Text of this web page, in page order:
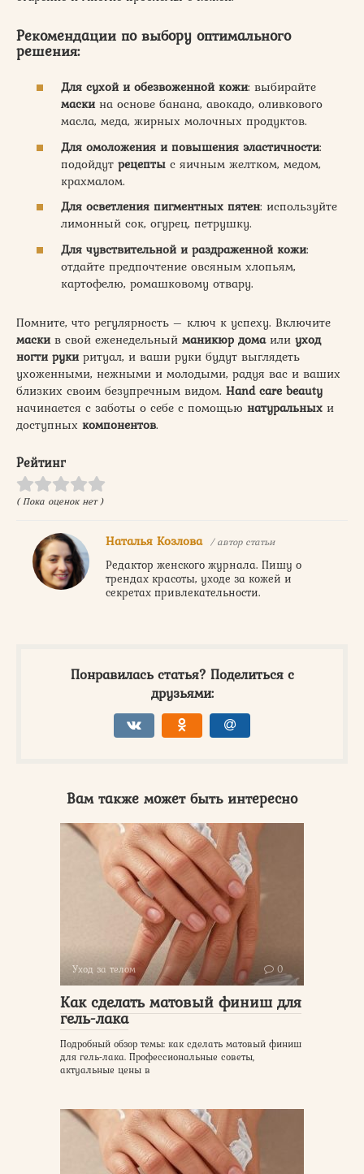
Рекомендации по выбору оптимального
решения:
Для сухой и обезвоженной кожи: выбирайте
маскина основе банана, авокадо, оливкового
масла, меда, жирных молочных продуктов.
Для омоложения и повышения эластичности:
подойдут рецепты с яичным желтком, медом,
крахмалом.
Для осветления пигментных пятен: используйте
лимонный сок, огурец, петрушку.
Для чувствительной и раздраженной кожи:
отдайте предпочтение овсяным хлопьям,
картофелю, ромашковому отвару.
Помните, что регулярность – ключ к успеху. Включите
маскив свой еженедельный маникюр домаили уход
ногти рукиритуал, и ваши руки будут выглядеть
ухоженными, нежными и молодыми, радуя вас и ваших
близких своим безупречным видом. Hand care beauty
начинается с заботы о себе с помощью натуральных и
доступных компонентов.
Рейтинг
( Пока оценок нет )
Наталья Козлова / автор статьи
Редактор женского журнала. Пишу о
трендах красоты, уходе за кожей и
секретах привлекательности.
Понравилась статья? Поделиться с
друзьями:
Вам также может быть интересно
Уход за телом 0
Как сделать матовый финиш для
гель-лака
Подробный обзор темы: как сделать матовый финиш
для гель-лака. Профессиональные советы,
актуальные цены в